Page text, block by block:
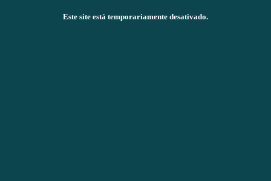
Este site está temporariamente desativado.